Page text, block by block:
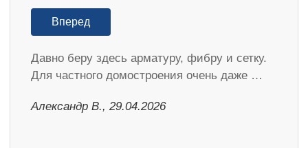
Вперед
Давно беру здесь арматуру, фибру и сетку.
Для частного домостроения очень даже …
Александр В., 29.04.2026